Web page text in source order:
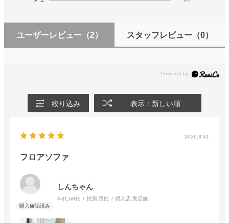
ユーザーレビュー （2） スタッフレビュー（0）
絞り込み 表示：新しい順
2026.3.31
フロアソファ
しんちゃん
年代:60代 性別:男性 購入店:実店舗